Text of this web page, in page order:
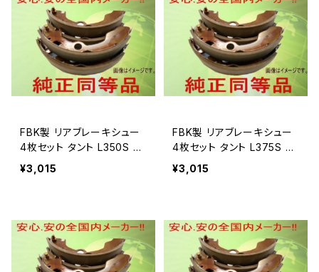
FBK製 リアブレーキシュー
4枚セット タント L350S 用
T0042
¥3,015
FBK製 リアブレーキシュー
4枚セット タント L375S 用
T0042
¥3,015